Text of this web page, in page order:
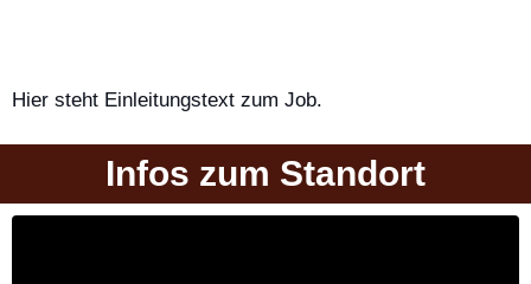
Hier steht Einleitungstext zum Job.
Infos zum Standort